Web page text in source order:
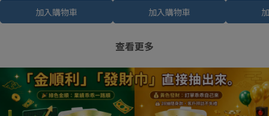
加入購物車 加入購物車
查看更多